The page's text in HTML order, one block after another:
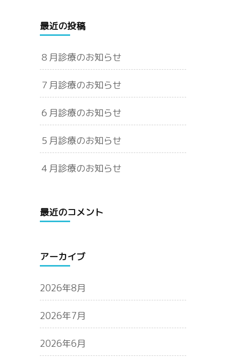
最近の投稿
８月診療のお知らせ
７月診療のお知らせ
６月診療のお知らせ
５月診療のお知らせ
４月診療のお知らせ
最近のコメント
アーカイブ
2026年8月
2026年7月
2026年6月